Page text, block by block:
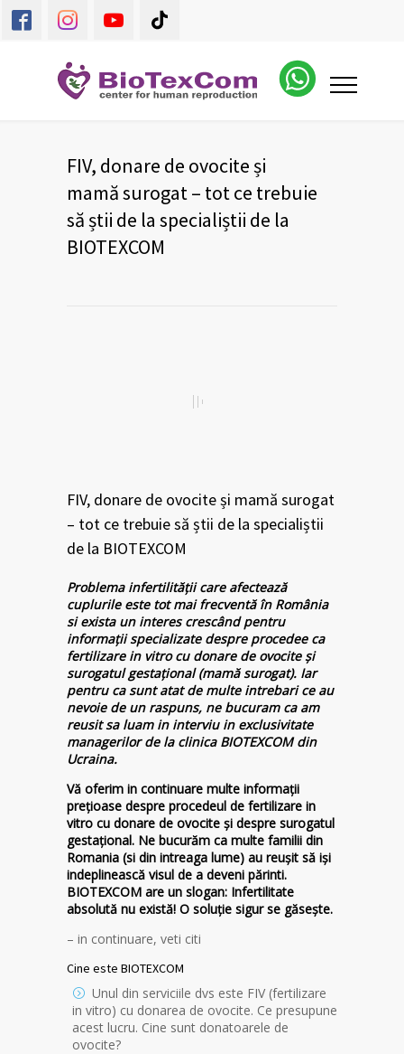
FIV, donare de ovocite și
mamă surogat – tot ce trebuie
să știi de la specialiștii de la
BIOTEXCOM
FIV, donare de ovocite și mamă surogat
– tot ce trebuie să știi de la specialiștii
de la BIOTEXCOM
Problema infertilității care afectează
cuplurile este tot mai frecventă în România
si exista un interes crescând pentru
informații specializate despre procedee ca
fertilizare in vitro cu donare de ovocite și
surogatul gestațional (mamă surogat). Iar
pentru ca sunt atat de multe intrebari ce au
nevoie de un raspuns, ne bucuram ca am
reusit sa luam in interviu in exclusivitate
managerilor de la clinica BIOTEXCOM din
Ucraina.
Vă oferim in continuare multe informații
prețioase despre procedeul de fertilizare in
vitro cu donare de ovocite și despre surogatul
gestațional. Ne bucurăm ca multe familii din
Romania (si din intreaga lume) au reușit să iși
indeplinească visul de a deveni părinti.
BIOTEXCOM are un slogan: Infertilitate
absolută nu există! O soluție sigur se găsește.
– in continuare, veti citi
Cine este BIOTEXCOM
Unul din serviciile dvs este FIV (fertilizare
in vitro) cu donarea de ovocite. Ce presupune
acest lucru. Cine sunt donatoarele de
ovocite?